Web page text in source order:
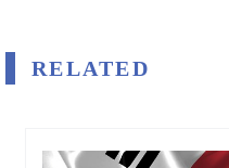
RELATED